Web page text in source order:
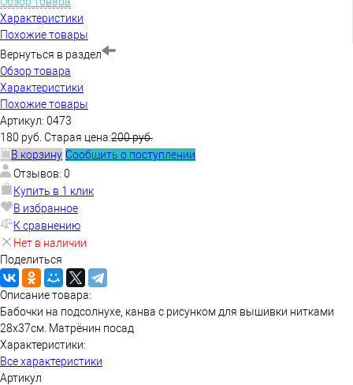
Характеристики
Похожие товары
Вернуться в раздел
Обзор товара
Характеристики
Похожие товары
Артикул: 0473
180 руб. Старая цена:200 руб.
В корзину Сообщить о поступлении
Отзывов: 0
Купить в 1 клик
В избранное
К сравнению
Нет в наличии
Поделиться
Описание товара:
Бабочки на подсолнухе, канва с рисунком для вышивки нитками
28х37см. Матрёнин посад
Характеристики:
Все характеристики
Артикул